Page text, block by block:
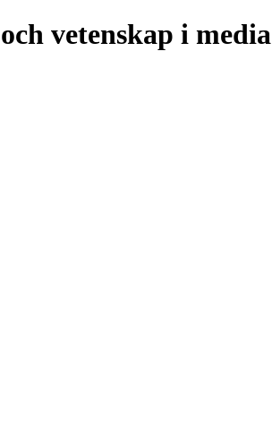
vetenskap i media